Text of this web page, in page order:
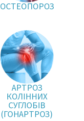
ОСТЕОПОРОЗ
АРТРОЗ
КОЛІННИХ
СУГЛОБІВ
(ГОНАРТРОЗ)